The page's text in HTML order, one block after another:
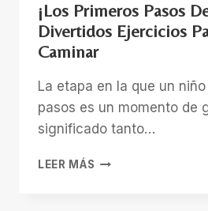
¡Los Primeros Pasos
Divertidos Ejercicios
Caminar
La etapa en la que un
pasos es un momento de
significado tanto…
LEER MÁS ¡LOS